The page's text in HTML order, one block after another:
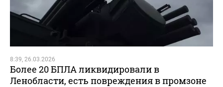
8:39, 26.03.2026
Более 20 БПЛА ликвидировали в
Ленобласти, есть повреждения в промзоне